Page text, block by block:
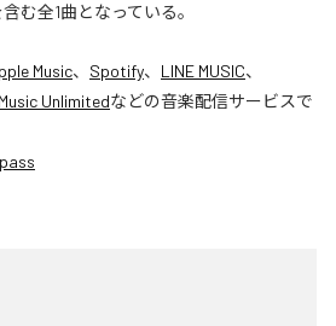
む全1曲となっている。
Music、 Spotify、 LINE MUSIC、
Unlimitedなどの音楽配信サービスで